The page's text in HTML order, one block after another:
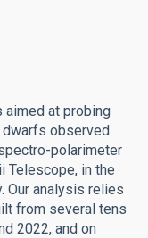
aimed at probing
observed
polarimeter
Telescope, in the
Our analysis relies
from several tens
2022, and on